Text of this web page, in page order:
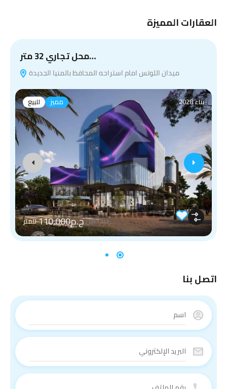
العقارات المميزة
محل تجاري 32 متر…
ميدان اللوتس امام استراحه المحافظ بالمنيا الجديدة
للبيع مميز بناء 2028
يبدأ منج.م110,000 للمتر
اتصل بنا